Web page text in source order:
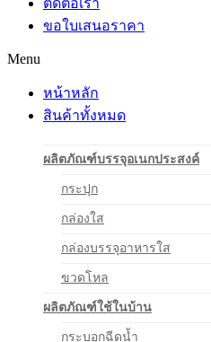
ติดต่อเรา
ขอใบเสนอราคา
Menu
หน้าหลัก
สินค้าทั้งหมด
ผลิตภัณฑ์บรรจุอเนกประสงค์
กระปุก
กล่องใส
กล่องบรรจุอาหารใส
ขวดโหล
ผลิตภัณฑ์ใช้ในบ้าน
กระบอกฉีดน้ำ